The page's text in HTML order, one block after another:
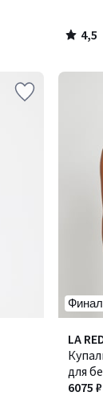
4,5
/
LA
для
6075 ₽
3,9
/ 5